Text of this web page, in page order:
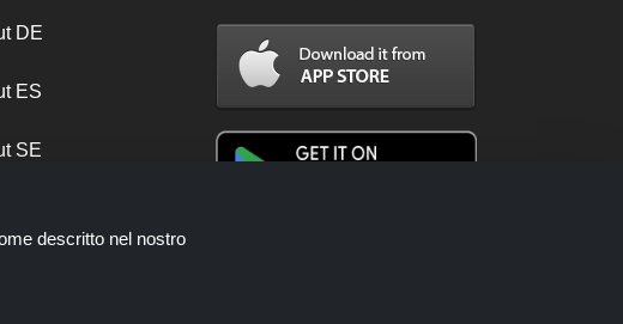
DE
ES
SE
descritto nel nostro